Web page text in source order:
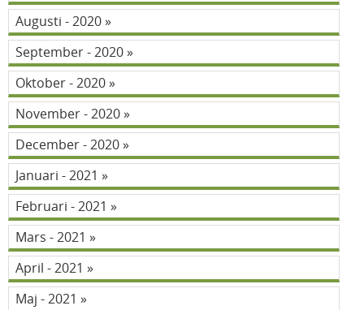
Augusti - 2020
September - 2020
Oktober - 2020
November - 2020
December - 2020
Januari - 2021
Februari - 2021
Mars - 2021
April - 2021
Maj - 2021